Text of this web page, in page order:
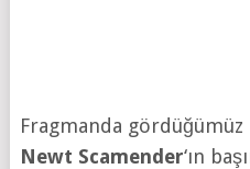
Fragmanda
Newt Scamender‘ın